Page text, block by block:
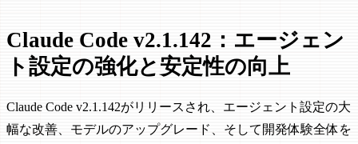
Claude Code v2.1.142：エージェン
ト設定の強化と安定性の向上
Claude Code v2.1.142がリリースされ、エージェント設定の大
幅な改善、モデルのアップグレード、そして開発体験全体を